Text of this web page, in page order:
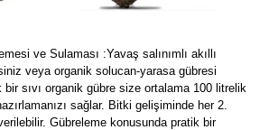
ve Sulaması :Yavaş salınımlı akıllı
veya organik solucan-yarasa gübresi
sıvı organik gübre size ortalama 100 litrelik
sağlar. Bitki gelişiminde her 2.
Gübreleme konusunda pratik bir